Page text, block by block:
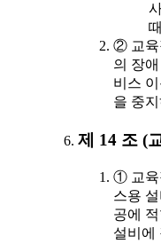
때
② 교육
의 장
비스
을 중
제 14 조 (
① 교육
스용
공에
설비에